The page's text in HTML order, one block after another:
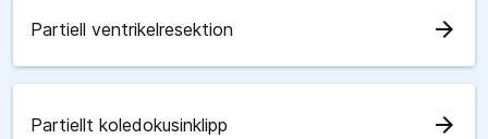
Partiell ventrikelresektion arrow_forward
Partiellt koledokusinklipp arrow_forward